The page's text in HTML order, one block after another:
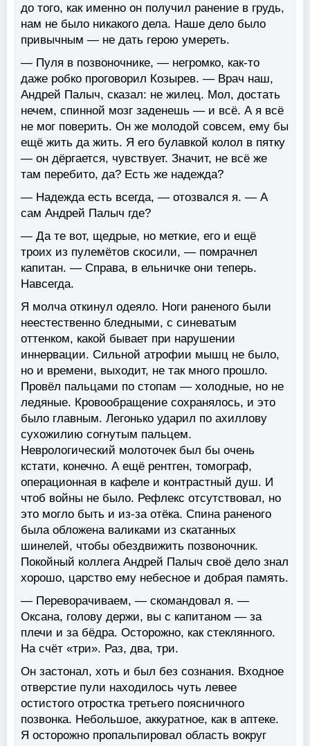
до того, как именно он получил ранение в грудь,
нам не было никакого дела. Наше дело было
привычным — не дать герою умереть.
— Пуля в позвоночнике, — негромко, как-то
даже робко проговорил Козырев. — Врач наш,
Андрей Палыч, сказал: не жилец. Мол, достать
нечем, спинной мозг заденешь — и всё. А я всё
не мог поверить. Он же молодой совсем, ему бы
ещё жить да жить. Я его булавкой колол в пятку
— он дёргается, чувствует. Значит, не всё же
там перебито, да? Есть же надежда?
— Надежда есть всегда, — отозвался я. — А
сам Андрей Палыч где?
— Да те вот, щедрые, но меткие, его и ещё
троих из пулемётов скосили, — помрачнел
капитан. — Справа, в ельничке они теперь.
Навсегда.
Я молча откинул одеяло. Ноги раненого были
неестественно бледными, с синеватым
оттенком, какой бывает при нарушении
иннервации. Сильной атрофии мышц не было,
но и времени, выходит, не так много прошло.
Провёл пальцами по стопам — холодные, но не
ледяные. Кровообращение сохранялось, и это
было главным. Легонько ударил по ахиллову
сухожилию согнутым пальцем.
Неврологический молоточек был бы очень
кстати, конечно. А ещё рентген, томограф,
операционная в кафеле и контрастный душ. И
чтоб войны не было. Рефлекс отсутствовал, но
это могло быть и из-за отёка. Спина раненого
была обложена валиками из скатанных
шинелей, чтобы обездвижить позвоночник.
Покойный коллега Андрей Палыч своё дело знал
хорошо, царство ему небесное и добрая память.
— Переворачиваем, — скомандовал я. —
Оксана, голову держи, вы с капитаном — за
плечи и за бёдра. Осторожно, как стеклянного.
На счёт «три». Раз, два, три.
Он застонал, хоть и был без сознания. Входное
отверстие пули находилось чуть левее
остистого отростка третьего поясничного
позвонка. Небольшое, аккуратное, как в аптеке.
Я осторожно пропальпировал область вокруг